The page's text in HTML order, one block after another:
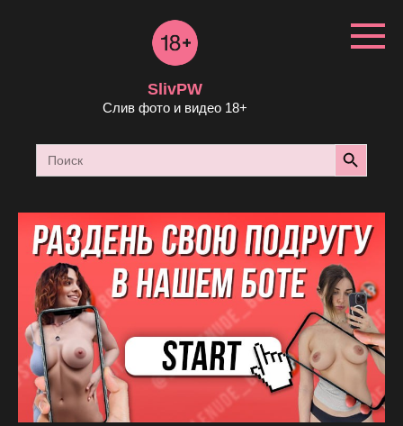
SlivPW
Слив фото и видео 18+
Search
for:
Search Button